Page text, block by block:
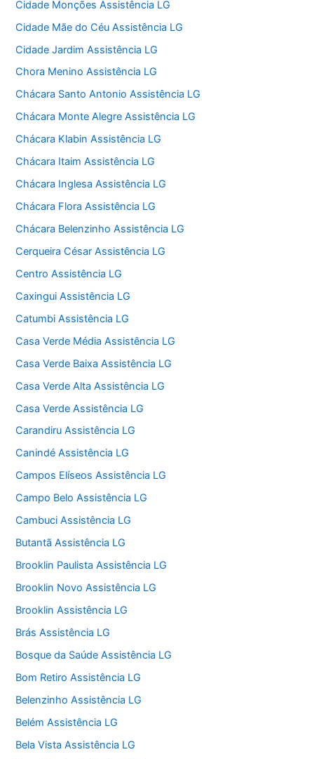
Cidade Monções Assistência LG
Cidade Mãe do Céu Assistência LG
Cidade Jardim Assistência LG
Chora Menino Assistência LG
Chácara Santo Antonio Assistência LG
Chácara Monte Alegre Assistência LG
Chácara Klabin Assistência LG
Chácara Itaim Assistência LG
Chácara Inglesa Assistência LG
Chácara Flora Assistência LG
Chácara Belenzinho Assistência LG
Cerqueira César Assistência LG
Centro Assistência LG
Caxingui Assistência LG
Catumbi Assistência LG
Casa Verde Média Assistência LG
Casa Verde Baixa Assistência LG
Casa Verde Alta Assistência LG
Casa Verde Assistência LG
Carandiru Assistência LG
Canindé Assistência LG
Campos Elíseos Assistência LG
Campo Belo Assistência LG
Cambuci Assistência LG
Butantã Assistência LG
Brooklin Paulista Assistência LG
Brooklin Novo Assistência LG
Brooklin Assistência LG
Brás Assistência LG
Bosque da Saúde Assistência LG
Bom Retiro Assistência LG
Belenzinho Assistência LG
Belém Assistência LG
Bela Vista Assistência LG